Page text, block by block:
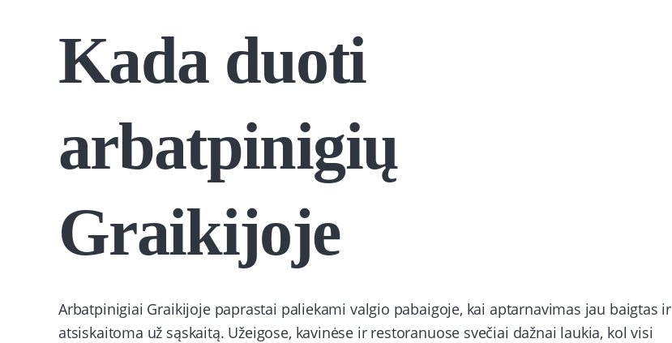
Kada duoti
arbatpinigių
Graikijoje
Arbatpinigiai Graikijoje paprastai paliekami valgio pabaigoje, kai aptarnavimas jau baigtas ir
atsiskaitoma už sąskaitą. Užeigose, kavinėse ir restoranuose svečiai dažnai laukia, kol visi